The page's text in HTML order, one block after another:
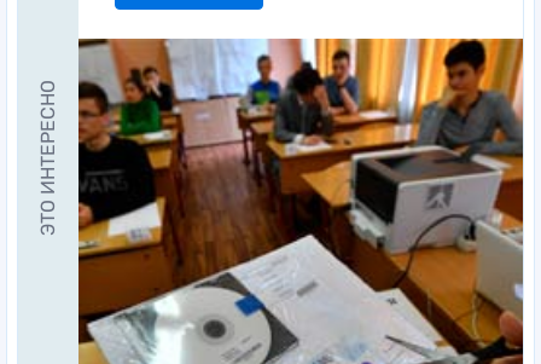
ЭТО ИНТЕРЕСНО